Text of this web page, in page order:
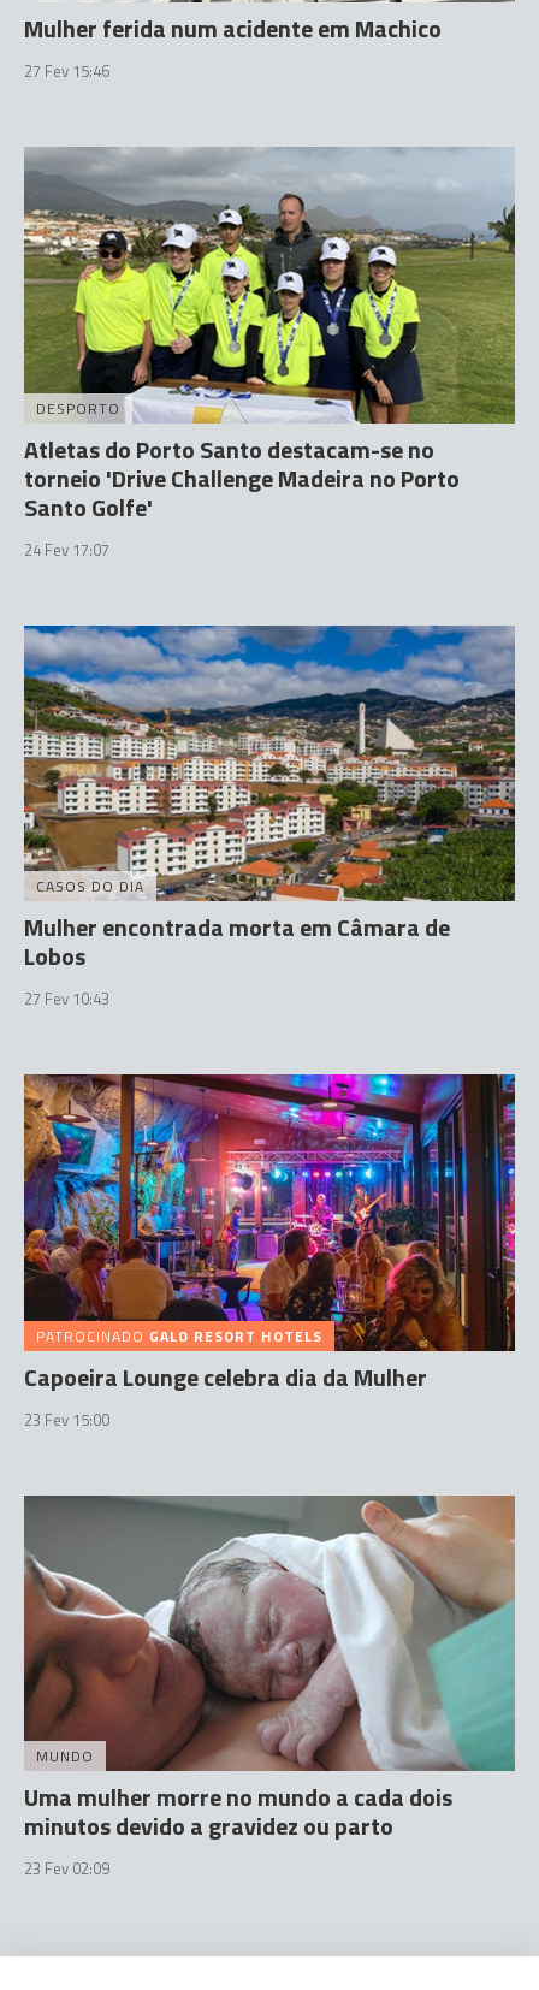
Mulher ferida num acidente em Machico
27 Fev 15:46
DESPORTO
Atletas do Porto Santo destacam-se no
torneio 'Drive Challenge Madeira no Porto
Santo Golfe'
24 Fev 17:07
CASOS DO DIA
Mulher encontrada morta em Câmara de
Lobos
27 Fev 10:43
PATROCINADO GALO RESORT HOTELS
Capoeira Lounge celebra dia da Mulher
23 Fev 15:00
MUNDO
Uma mulher morre no mundo a cada dois
minutos devido a gravidez ou parto
23 Fev 02:09